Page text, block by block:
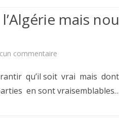
sont
l'Algérie
gardé
mais
commentaire
1962,
qu’il soit vrai mais
en sont